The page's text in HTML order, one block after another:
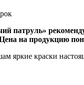
патруль»
на продукцию
яркие краски